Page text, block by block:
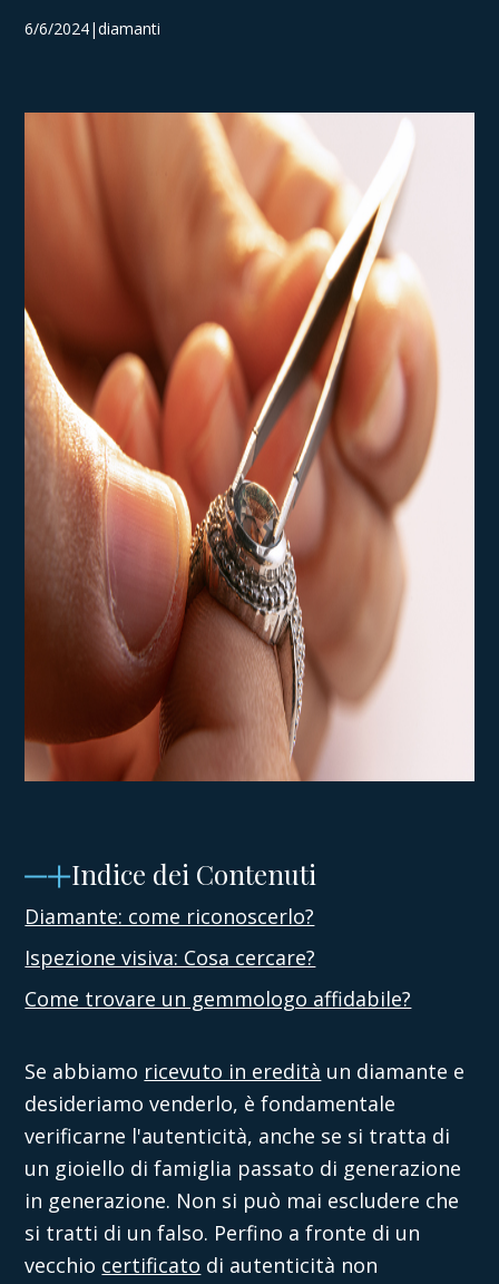
6/6/2024|diamanti
Indice dei Contenuti
Diamante: come riconoscerlo?
Ispezione visiva: Cosa cercare?
Come trovare un gemmologo affidabile?
Se abbiamo ricevuto in eredità un diamante e
desideriamo venderlo, è fondamentale
verificarne l'autenticità, anche se si tratta di
un gioiello di famiglia passato di generazione
in generazione. Non si può mai escludere che
si tratti di un falso. Perfino a fronte di un
vecchio certificato di autenticità non